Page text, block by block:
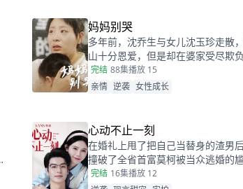
妈妈别哭
多年前，沈乔生与女儿沈玉珍走散
山十分恩爱，但是却在婆家受尽欺
了赚快钱意外“死亡”，周慧肚子里
备受打击的周慧决心一定要治好唯
完结 88集播放 15
亲情 逆袭 女性成长
心动不止一刻
在婚礼上甩了把自己当替身的渣男
撞破了全省首富莫柯被当众逃婚的
勇气见义勇为，上台演着戏嫁给了
完结 16集播放 12